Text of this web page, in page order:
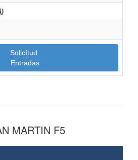
Solicítud
Entradas
MARTIN F5